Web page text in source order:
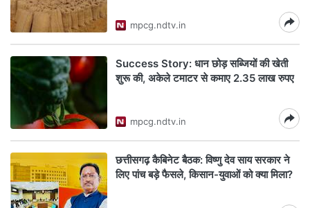
mpcg.ndtv.in
Success Story: धान छोड़ सब्जियों की खेती
शुरू की, अकेले टमाटर से कमाए 2.35 लाख रुपए
mpcg.ndtv.in
छत्तीसगढ़ कैबिनेट बैठक: व‍िष्‍णु देव साय सरकार ने
ल‍िए पांच बड़े फैसले, क‍िसान-युवाओं को क्‍या म‍िला?